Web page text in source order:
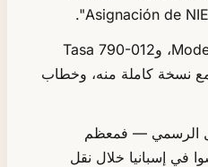
Modelo EX-15، وTasa 790-012
نسخة كاملة منه، وخطاب
الرسمي — فمعظم
في إسبانيا خلال نقل